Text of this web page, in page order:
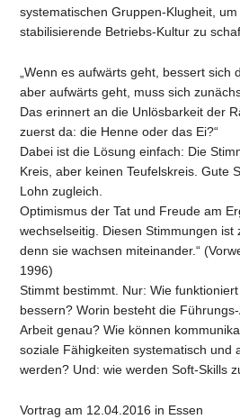
systematischen Gruppen-Klugheit,
stabilisierende Betriebs-Kultur zu
„Wenn es aufwärts geht, bessert sich
aber aufwärts geht, muss sich
Das erinnert an die Unlösbarkeit der
zuerst da: die Henne oder das Ei?“
Dabei ist die Lösung einfach: Die
Kreis, aber keinen Teufelskreis. Gute
Lohn zugleich.
Optimismus der Tat und Freude am
wechselseitig. Diesen Stimmungen ist
denn sie wachsen miteinander.“
1996)
Stimmt bestimmt. Nur: Wie
bessern? Worin besteht die
Arbeit genau? Wie können
soziale Fähigkeiten systematisch und
werden? Und: wie werden Soft-Skills
Vortrag am 12.04.2016 in Essen